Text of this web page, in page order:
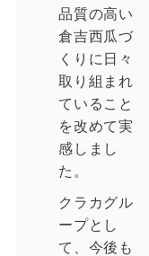
品質の高い
倉吉西瓜づ
くりに日々
取り組まれ
ていること
を改めて実
感しまし
た。
クラカグル
ープとし
て、今後も